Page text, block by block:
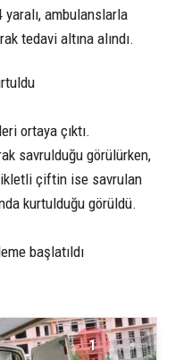
ambulanslarla
tedavi altına alındı.
ortaya çıktı.
savrulduğu görülürken,
çiftin ise savrulan
kurtulduğu görüldü.
başlatıldı
1 3